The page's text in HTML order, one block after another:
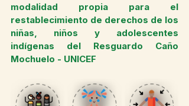
modalidad propia para el
restablecimiento de derechos de los
niñas, niños y adolescentes
indígenas del Resguardo Caño
Mochuelo - UNICEF